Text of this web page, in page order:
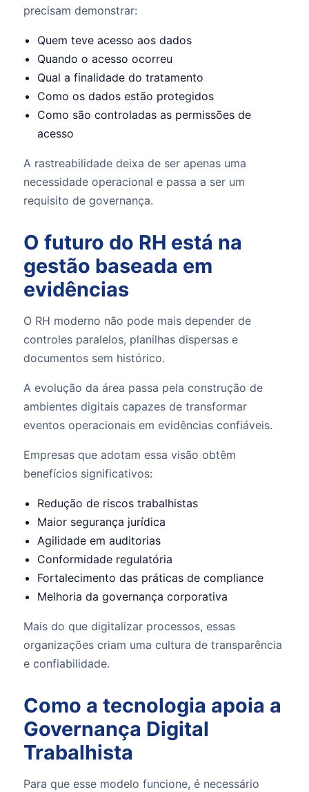
precisam demonstrar:
Quem teve acesso aos dados
Quando o acesso ocorreu
Qual a finalidade do tratamento
Como os dados estão protegidos
Como são controladas as permissões de
acesso
A rastreabilidade deixa de ser apenas uma
necessidade operacional e passa a ser um
requisito de governança.
O futuro do RH está na
gestão baseada em
evidências
O RH moderno não pode mais depender de
controles paralelos, planilhas dispersas e
documentos sem histórico.
A evolução da área passa pela construção de
ambientes digitais capazes de transformar
eventos operacionais em evidências confiáveis.
Empresas que adotam essa visão obtêm
benefícios significativos:
Redução de riscos trabalhistas
Maior segurança jurídica
Agilidade em auditorias
Conformidade regulatória
Fortalecimento das práticas de compliance
Melhoria da governança corporativa
Mais do que digitalizar processos, essas
organizações criam uma cultura de transparência
e confiabilidade.
Como a tecnologia apoia a
Governança Digital
Trabalhista
Para que esse modelo funcione, é necessário